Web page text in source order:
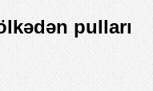
pulları